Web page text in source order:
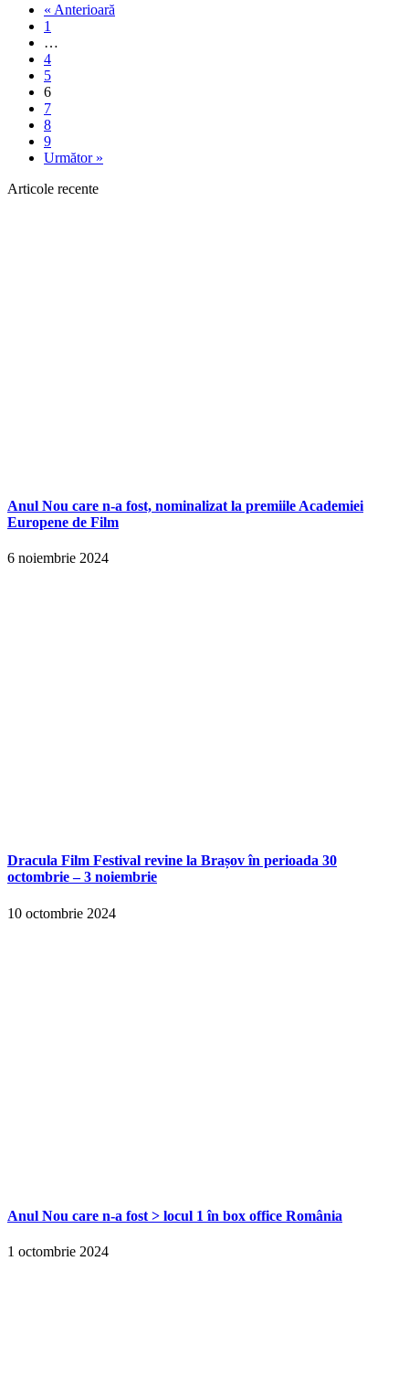
« Anterioară
1
…
4
5
6
7
8
9
Următor »
Articole recente
Anul Nou care n-a fost, nominalizat la premiile Academiei
Europene de Film
6 noiembrie 2024
Dracula Film Festival revine la Brașov în perioada 30
octombrie – 3 noiembrie
10 octombrie 2024
Anul Nou care n-a fost > locul 1 în box office România
1 octombrie 2024